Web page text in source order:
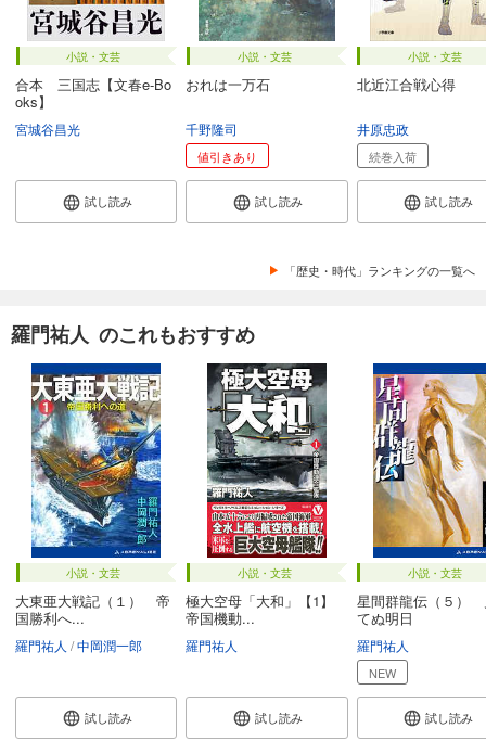
小説・文芸
合本 三国志【文春e-Bo
oks】
宮城谷昌光
試し読み
小説・文芸
おれは一万石
千野隆司
値引きあり
試し読み
小説・文芸
北近江合戦心得
井原忠政
続巻入荷
試し読み
「歴史・時代」ランキングの一覧へ
羅門祐人 のこれもおすすめ
小説・文芸
大東亜大戦記（１） 帝
国勝利へ...
羅門祐人 中岡潤一郎
試し読み
小説・文芸
極大空母「大和」【1】
帝国機動...
羅門祐人
試し読み
小説・文芸
星間群龍伝（５）
てぬ明日
羅門祐人
NEW
試し読み